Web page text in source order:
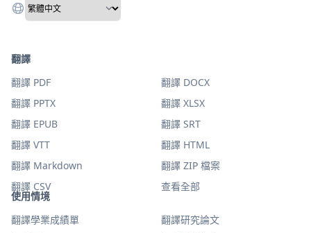
使用情境
翻譯學業成績單
翻譯研究論文
翻譯
翻譯 PDF
翻譯 DOCX
翻譯 PPTX
翻譯 XLSX
翻譯 EPUB
翻譯 SRT
翻譯 VTT
翻譯 HTML
翻譯 Markdown
翻譯 ZIP 檔案
翻譯 CSV
查看全部